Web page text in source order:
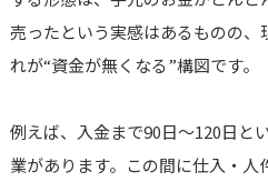
売ったという実感はあるものの、
れが“資金が無くなる”構図です。
例えば、入金まで90日～120日と
業があります。この間に仕入・